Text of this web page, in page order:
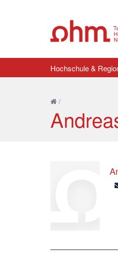
Hochschule &
/